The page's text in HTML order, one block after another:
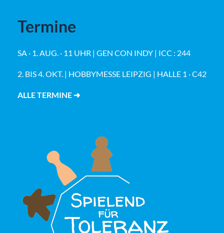
Termine
SA · 1. AUG. · 11 UHR | GEN CON INDY | ICC : 244
2. BIS 4. OKT. | HOBBYMESSE LEIPZIG | HALLE 1 · C42
ALLE TERMINE ➜